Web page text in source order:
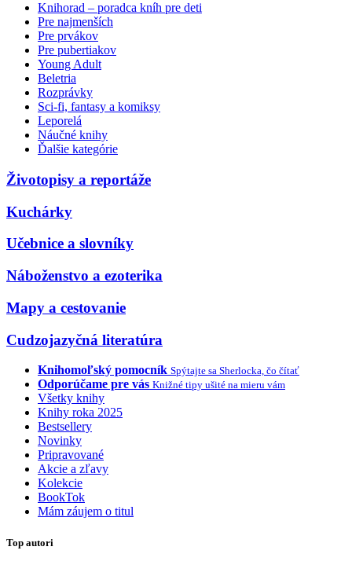
Knihorad – poradca kníh pre deti
Pre najmenších
Pre prvákov
Pre pubertiakov
Young Adult
Beletria
Rozprávky
Sci-fi, fantasy a komiksy
Leporelá
Náučné knihy
Ďalšie kategórie
Životopisy a reportáže
Kuchárky
Učebnice a slovníky
Náboženstvo a ezoterika
Mapy a cestovanie
Cudzojazyčná literatúra
Knihomoľský pomocník Spýtajte sa Sherlocka, čo čítať
Odporúčame pre vás Knižné tipy ušité na mieru vám
Všetky knihy
Knihy roka 2025
Bestsellery
Novinky
Pripravované
Akcie a zľavy
Kolekcie
BookTok
Mám záujem o titul
Top autori